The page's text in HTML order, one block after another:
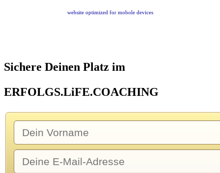
website optimized for mobole devices
Sichere Deinen Platz im
ERFOLGS.LiFE.COACHING